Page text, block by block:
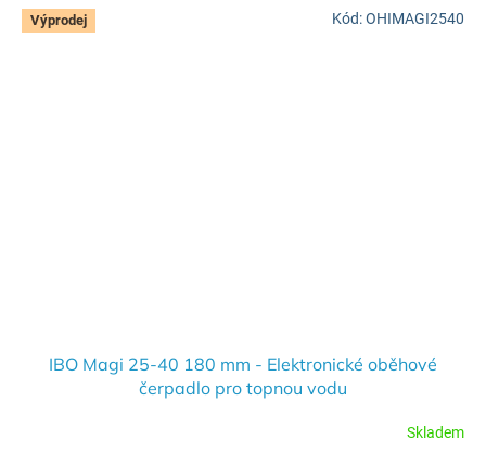
Výprodej
IBO Magi 25-40 180 mm - Elektronické oběhové
čerpadlo pro topnou vodu
Skladem
Kód:OHIMAGI2540